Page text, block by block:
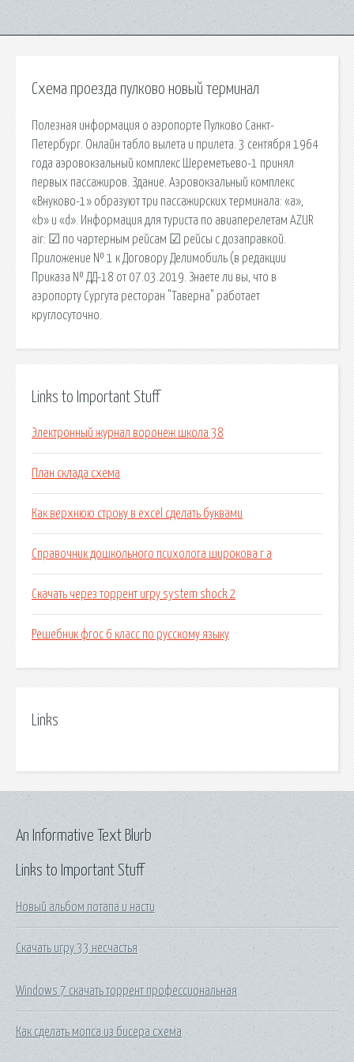
Схема проезда пулково новый терминал
Полезная информация о аэропорте Пулково Санкт-
Петербург. Онлайн табло вылета и прилета. 3 сентября 1964
года аэровокзальный комплекс Шереметьево-1 принял
первых пассажиров. Здание. Аэровокзальный комплекс
«Внуково-1» образуют три пассажирских терминала: «a»,
«b» и «d». Информация для туриста по авиаперелетам AZUR
air: ☑ по чартерным рейсам ☑ рейсы с дозаправкой.
Приложение № 1 к Договору Делимобиль (в редакции
Приказа № ДД-18 от 07.03.2019. Знаете ли вы, что в
аэропорту Сургута ресторан "Таверна" работает
круглосуточно.
Links to Important Stuff
Электронный журнал воронеж школа 38
План склада схема
Как верхнюю строку в excel сделать буквами
Справочник дошкольного психолога широкова г а
Скачать через торрент игру system shock 2
Решебник фгос 6 класс по русскому языку
Links
Links to Important Stuff
Новый альбом потапа и насти
Скачать игру 33 несчастья
Windows 7 скачать торрент профессиональная
Как сделать мопса из бисера схема
An Informative Text Blurb